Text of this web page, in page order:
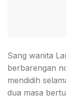
Sang wanita
berbarengan
mendidih
dua masa